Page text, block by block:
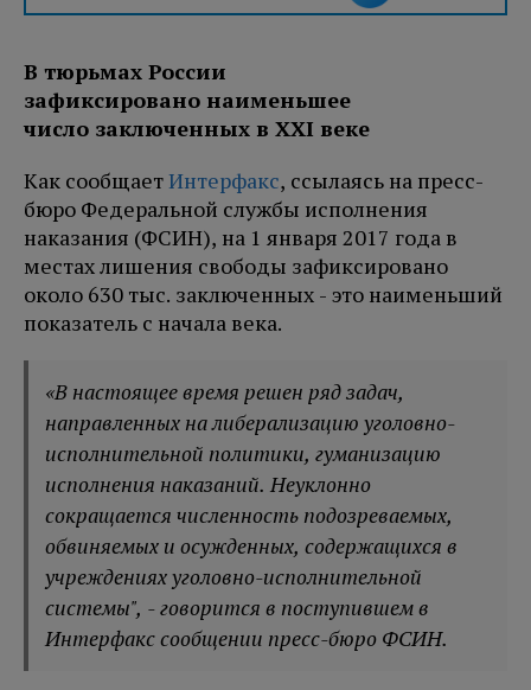
В тюрьмах России
зафиксировано наименьшее
число заключенных в XXI веке
Как сообщаетИнтерфакс, ссылаясь на пресс-
бюро Федеральной службы исполнения
наказания (ФСИН), на 1 января 2017 года в
местах лишения свободы зафиксировано
около 630 тыс. заключенных - это наименьший
показатель с начала века.
«В настоящее время решен ряд задач,
направленных на либерализацию уголовно-
исполнительной политики, гуманизацию
исполнения наказаний. Неуклонно
сокращается численность подозреваемых,
обвиняемых и осужденных, содержащихся в
учреждениях уголовно-исполнительной
системы", - говорится в поступившем в
Интерфакс сообщении пресс-бюро ФСИН.